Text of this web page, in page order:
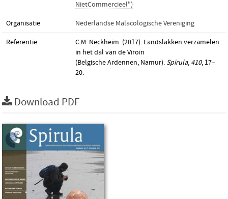
NietCommercieel")
Organisatie Nederlandse Malacologische Vereniging
Referentie
C.M. Neckheim. (2017). Landslakken verzamelen
in het dal van de Viroin
(Belgische Ardennen, Namur). Spirula, 410, 17–
20.
Download PDF